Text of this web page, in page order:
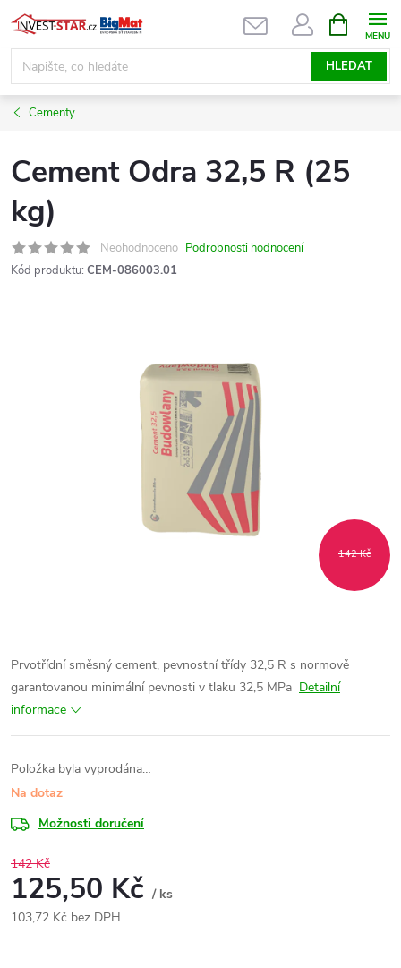
Přejít
na
obsah
HLEDAT
NÁKUPNÍ
KOŠÍK
Cementy
Cement Odra 32,5 R (25
kg)
Neohodnoceno Podrobnosti hodnocení
Kód produktu: CEM-086003.01
142 Kč
Prvotřídní směsný cement, pevnostní třídy 32,5 R s normově
garantovanou minimální pevnosti v tlaku 32,5 MPa Detailní
informace
Položka byla vyprodána…
Na dotaz
Možnosti doručení
142 Kč
125,50 Kč / ks
103,72 Kč bez DPH
cena: